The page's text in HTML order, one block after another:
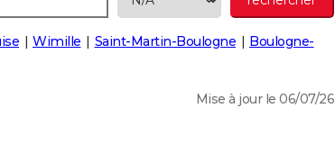
Wimille Saint-Martin-Boulogne
Boulogne-
Mise à jour le 06/07/26